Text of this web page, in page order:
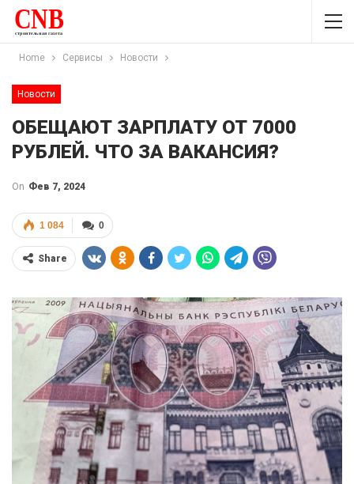
Home Сервисы Новости
Новости
ОБЕЩАЮТ ЗАРПЛАТУ ОТ 7000
РУБЛЕЙ. ЧТО ЗА ВАКАНСИЯ?
On Фев 7, 2024
0
1 084
Share